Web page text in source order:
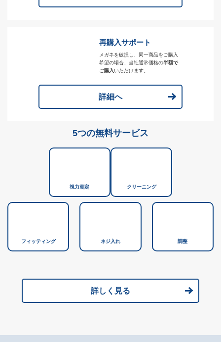
再購入サポート
メガネを破損し、同一商品をご購入
希望の場合、当社通常価格の半額で
ご購入いただけます。
詳細へ
5つの無料サービス
視力測定 クリーニング
フィッティング ネジ入れ 調整
詳しく見る